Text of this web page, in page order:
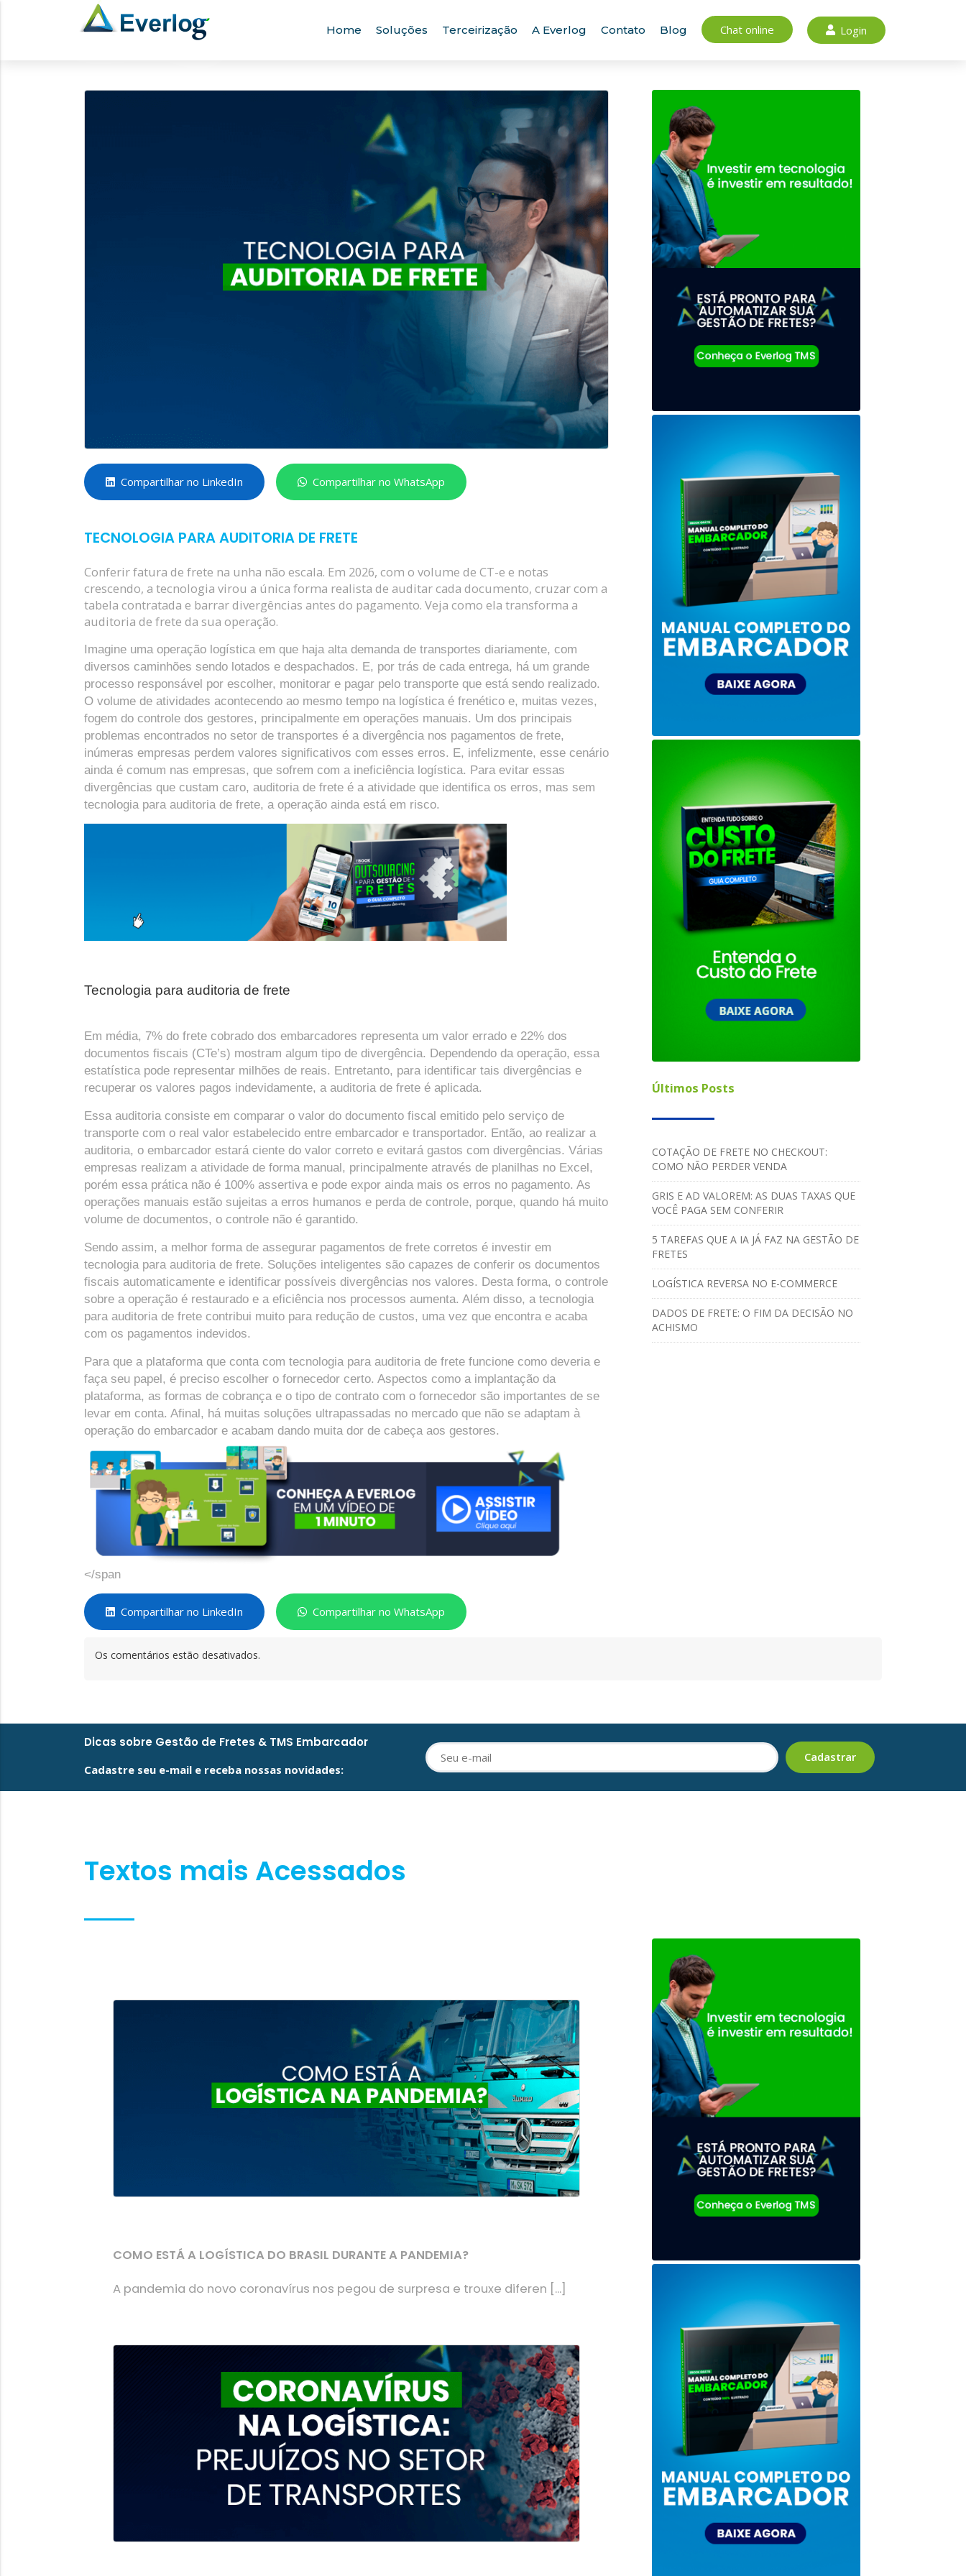
Home Soluções Terceirização A Everlog Contato Blog Chat online Login
Compartilhar no LinkedIn Compartilhar no WhatsApp
TECNOLOGIA PARA AUDITORIA DE FRETE
Conferir fatura de frete na unha não escala. Em 2026, com o volume de CT-e e notas
crescendo, a tecnologia virou a única forma realista de auditar cada documento, cruzar com a
tabela contratada e barrar divergências antes do pagamento. Veja como ela transforma a
auditoria de frete da sua operação.
Imagine uma operação logística em que haja alta demanda de transportes diariamente, com
diversos caminhões sendo lotados e despachados. E, por trás de cada entrega, há um grande
processo responsável por escolher, monitorar e pagar pelo transporte que está sendo realizado.
O volume de atividades acontecendo ao mesmo tempo na logística é frenético e, muitas vezes,
fogem do controle dos gestores, principalmente em operações manuais. Um dos principais
problemas encontrados no setor de transportes é a divergência nos pagamentos de frete,
inúmeras empresas perdem valores significativos com esses erros. E, infelizmente, esse cenário
ainda é comum nas empresas, que sofrem com a ineficiência logística. Para evitar essas
divergências que custam caro, auditoria de frete é a atividade que identifica os erros, mas sem
tecnologia para auditoria de frete, a operação ainda está em risco.
Tecnologia para auditoria de frete
Em média, 7% do frete cobrado dos embarcadores representa um valor errado e 22% dos
documentos fiscais (CTe’s) mostram algum tipo de divergência. Dependendo da operação, essa
estatística pode representar milhões de reais. Entretanto, para identificar tais divergências e
recuperar os valores pagos indevidamente, a auditoria de frete é aplicada.
Essa auditoria consiste em comparar o valor do documento fiscal emitido pelo serviço de
transporte com o real valor estabelecido entre embarcador e transportador. Então, ao realizar a
auditoria, o embarcador estará ciente do valor correto e evitará gastos com divergências. Várias
empresas realizam a atividade de forma manual, principalmente através de planilhas no Excel,
porém essa prática não é 100% assertiva e pode expor ainda mais os erros no pagamento. As
operações manuais estão sujeitas a erros humanos e perda de controle, porque, quando há muito
volume de documentos, o controle não é garantido.
Sendo assim, a melhor forma de assegurar pagamentos de frete corretos é investir em
tecnologia para auditoria de frete. Soluções inteligentes são capazes de conferir os documentos
fiscais automaticamente e identificar possíveis divergências nos valores. Desta forma, o controle
sobre a operação é restaurado e a eficiência nos processos aumenta. Além disso, a tecnologia
para auditoria de frete contribui muito para redução de custos, uma vez que encontra e acaba
com os pagamentos indevidos.
Para que a plataforma que conta com tecnologia para auditoria de frete funcione como deveria e
faça seu papel, é preciso escolher o fornecedor certo. Aspectos como a implantação da
plataforma, as formas de cobrança e o tipo de contrato com o fornecedor são importantes de se
levar em conta. Afinal, há muitas soluções ultrapassadas no mercado que não se adaptam à
operação do embarcador e acabam dando muita dor de cabeça aos gestores.
</span
Compartilhar no LinkedIn Compartilhar no WhatsApp
Últimos Posts
COTAÇÃO DE FRETE NO CHECKOUT:
COMO NÃO PERDER VENDA
GRIS E AD VALOREM: AS DUAS TAXAS QUE
VOCÊ PAGA SEM CONFERIR
5 TAREFAS QUE A IA JÁ FAZ NA GESTÃO DE
FRETES
LOGÍSTICA REVERSA NO E-COMMERCE
DADOS DE FRETE: O FIM DA DECISÃO NO
ACHISMO
Os comentários estão desativados.
Dicas sobre Gestão de Fretes & TMS Embarcador
Cadastre seu e-mail e receba nossas novidades:
Textos mais Acessados
COMO ESTÁ A LOGÍSTICA DO BRASIL DURANTE A PANDEMIA?
A pandemia do novo coronavírus nos pegou de surpresa e trouxe diferen [...]